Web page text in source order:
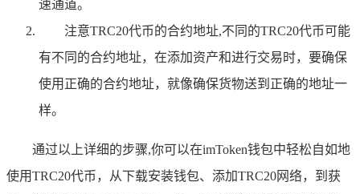
速通道。
注意TRC20代币的合约地址,不同的TRC20代币可能
有不同的合约地址，在添加资产和进行交易时，要确保
使用正确的合约地址，就像确保货物送到正确的地址一
样。
通过以上详细的步骤,你可以在imToken钱包中轻松自如地
使用TRC20代币，从下载安装钱包、添加TRC20网络，到获